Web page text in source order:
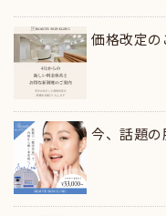
価格改定の
今、話題